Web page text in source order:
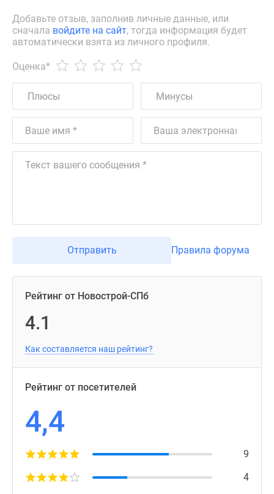
Добавьте отзыв, заполнив личные данные, или
сначала войдите на сайт, тогда информация будет
автоматически взята из личного профиля.
Оценка*
Отправить Правила форума
Рейтинг от Новострой-СПб
4.1
Как составляется наш рейтинг?
Рейтинг от посетителей
4,4
9
4